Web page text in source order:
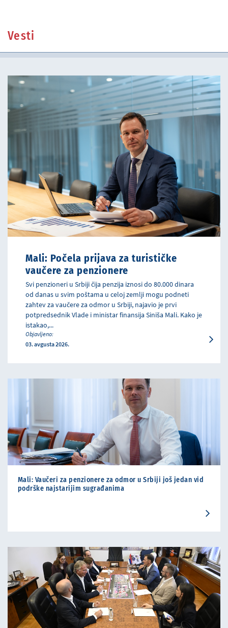
Vesti
Mali: Počela prijava za turističke
vaučere za penzionere
Svi penzioneri u Srbiji čija penzija iznosi do 80.000 dinara
od danas u svim poštama u celoj zemlji mogu podneti
zahtev za vaučere za odmor u Srbiji, najavio je prvi
potpredsednik Vlade i ministar finansija Siniša Mali. Kako je
istakao,...
Objavljeno:
03. avgusta 2026.
Mali: Vaučeri za penzionere za odmor u Srbiji još jedan vid
podrške najstarijim sugrađanima